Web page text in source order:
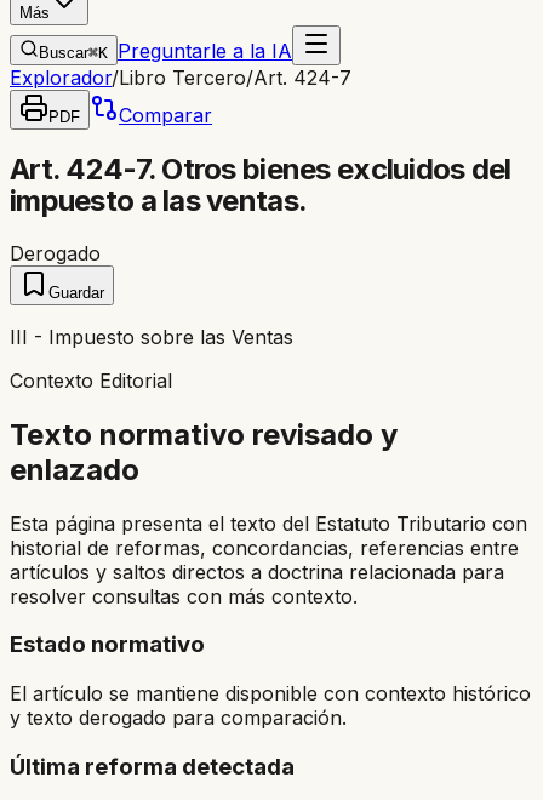
Más
Buscar⌘K Preguntarle a la IA
Explorador/Libro Tercero/Art. 424-7
PDF Comparar
Art. 424-7. Otros bienes excluidos del
impuesto a las ventas.
Derogado
Guardar
III - Impuesto sobre las Ventas
Contexto Editorial
Texto normativo revisado y
enlazado
Esta página presenta el texto del Estatuto Tributario con
historial de reformas, concordancias, referencias entre
artículos y saltos directos a doctrina relacionada para
resolver consultas con más contexto.
Estado normativo
El artículo se mantiene disponible con contexto histórico
y texto derogado para comparación.
Última reforma detectada